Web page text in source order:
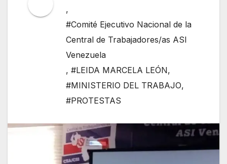
,
#Comité Ejecutivo Nacional de la
Central de Trabajadores/as ASI
Venezuela
, #LEIDA MARCELA LEÓN,
#MINISTERIO DEL TRABAJO,
#PROTESTAS